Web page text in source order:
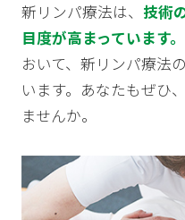
新リンパ療法は、 技術
目度が高まっています。
おいて、新リンパ療法
います。あなたもぜひ
ませんか。